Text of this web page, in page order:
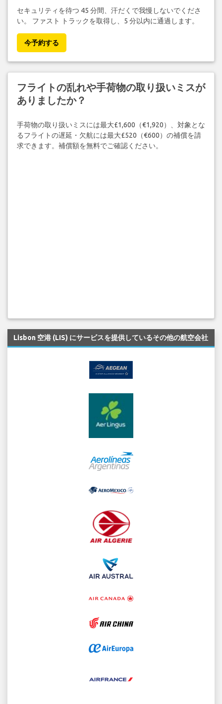
セキュリティを待つ 45 分間、汗だくで我慢しないでくださ
い。 ファスト トラックを取得し、5 分以内に通過します。
今予約する
フライトの乱れや手荷物の取り扱いミスが
ありましたか？
手荷物の取り扱いミスには最大£1,600（€1,920）、対象とな
るフライトの遅延・欠航には最大£520（€600）の補償を請
求できます。補償額を無料でご確認ください。
Lisbon 空港 (LIS) にサービスを提供しているその他の航空会社